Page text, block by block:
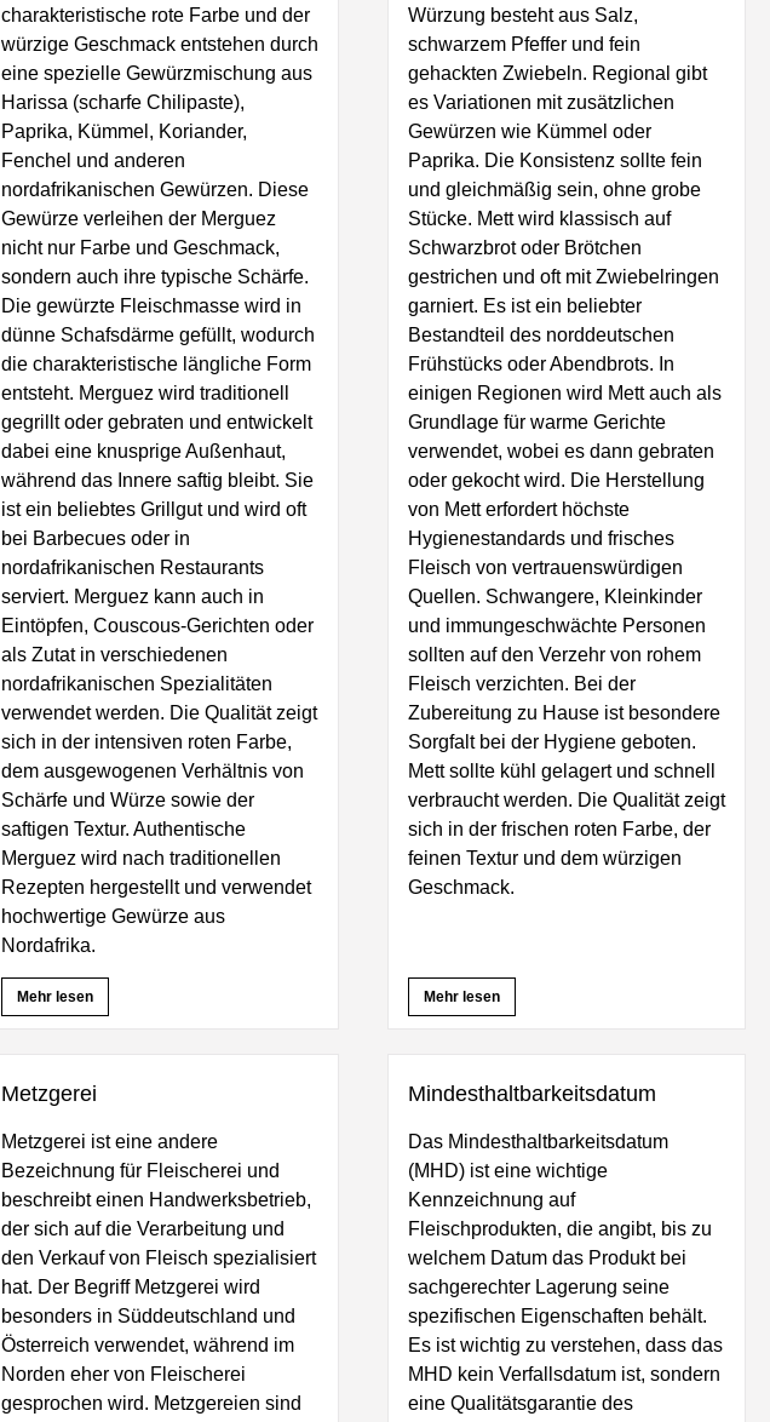
charakteristische rote Farbe und der
würzige Geschmack entstehen durch
eine spezielle Gewürzmischung aus
Harissa (scharfe Chilipaste),
Paprika, Kümmel, Koriander,
Fenchel und anderen
nordafrikanischen Gewürzen. Diese
Gewürze verleihen der Merguez
nicht nur Farbe und Geschmack,
sondern auch ihre typische Schärfe.
Die gewürzte Fleischmasse wird in
dünne Schafsdärme gefüllt, wodurch
die charakteristische längliche Form
entsteht. Merguez wird traditionell
gegrillt oder gebraten und entwickelt
dabei eine knusprige Außenhaut,
während das Innere saftig bleibt. Sie
ist ein beliebtes Grillgut und wird oft
bei Barbecues oder in
nordafrikanischen Restaurants
serviert. Merguez kann auch in
Eintöpfen, Couscous-Gerichten oder
als Zutat in verschiedenen
nordafrikanischen Spezialitäten
verwendet werden. Die Qualität zeigt
sich in der intensiven roten Farbe,
dem ausgewogenen Verhältnis von
Schärfe und Würze sowie der
saftigen Textur. Authentische
Merguez wird nach traditionellen
Rezepten hergestellt und verwendet
hochwertige Gewürze aus
Nordafrika.
Mehr lesen
Würzung besteht aus Salz,
schwarzem Pfeffer und fein
gehackten Zwiebeln. Regional gibt
es Variationen mit zusätzlichen
Gewürzen wie Kümmel oder
Paprika. Die Konsistenz sollte fein
und gleichmäßig sein, ohne grobe
Stücke. Mett wird klassisch auf
Schwarzbrot oder Brötchen
gestrichen und oft mit Zwiebelringen
garniert. Es ist ein beliebter
Bestandteil des norddeutschen
Frühstücks oder Abendbrots. In
einigen Regionen wird Mett auch als
Grundlage für warme Gerichte
verwendet, wobei es dann gebraten
oder gekocht wird. Die Herstellung
von Mett erfordert höchste
Hygienestandards und frisches
Fleisch von vertrauenswürdigen
Quellen. Schwangere, Kleinkinder
und immungeschwächte Personen
sollten auf den Verzehr von rohem
Fleisch verzichten. Bei der
Zubereitung zu Hause ist besondere
Sorgfalt bei der Hygiene geboten.
Mett sollte kühl gelagert und schnell
verbraucht werden. Die Qualität zeigt
sich in der frischen roten Farbe, der
feinen Textur und dem würzigen
Geschmack.
Mehr lesen
Metzgerei
Metzgerei ist eine andere
Bezeichnung für Fleischerei und
beschreibt einen Handwerksbetrieb,
der sich auf die Verarbeitung und
den Verkauf von Fleisch spezialisiert
hat. Der Begriff Metzgerei wird
besonders in Süddeutschland und
Österreich verwendet, während im
Norden eher von Fleischerei
gesprochen wird. Metzgereien sind
Mindesthaltbarkeitsdatum
Das Mindesthaltbarkeitsdatum
(MHD) ist eine wichtige
Kennzeichnung auf
Fleischprodukten, die angibt, bis zu
welchem Datum das Produkt bei
sachgerechter Lagerung seine
spezifischen Eigenschaften behält.
Es ist wichtig zu verstehen, dass das
MHD kein Verfallsdatum ist, sondern
eine Qualitätsgarantie des